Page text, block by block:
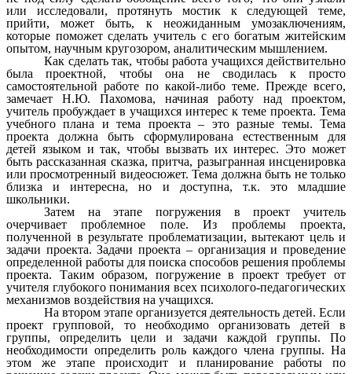
или исследовали, протянуть мостик к следующей теме,
прийти, может быть, к неожиданным умозаключениям,
которые поможет сделать учитель с его богатым житейским
опытом, научным кругозором, аналитическим мышлением.
Как сделать так, чтобы работа учащихся действительно
была проектной, чтобы она не сводилась к просто
самостоятельной работе по какой-либо теме. Прежде всего,
замечает Н.Ю. Пахомова, начиная работу над проектом,
учитель пробуждает в учащихся интерес к теме проекта. Тема
учебного плана и тема проекта – это разные темы. Тема
проекта должна быть сформулирована естественным для
детей языком и так, чтобы вызвать их интерес. Это может
быть рассказанная сказка, притча, разыгранная инсценировка
или просмотренный видеосюжет. Тема должна быть не только
близка и интересна, но и доступна, т.к. это младшие
школьники.
Затем на этапе погружения в проект учитель
очерчивает проблемное поле. Из проблемы проекта,
полученной в результате проблематизации, вытекают цель и
задачи проекта. Задачи проекта – организация и проведение
определенной работы для поиска способов решения проблемы
проекта. Таким образом, погружение в проект требует от
учителя глубокого понимания всех психолого-педагогических
механизмов воздействия на учащихся.
На втором этапе организуется деятельность детей. Если
проект групповой, то необходимо организовать детей в
группы, определить цели и задачи каждой группы. По
необходимости определить роль каждого члена группы. На
этом же этапе происходит и планирование работы по